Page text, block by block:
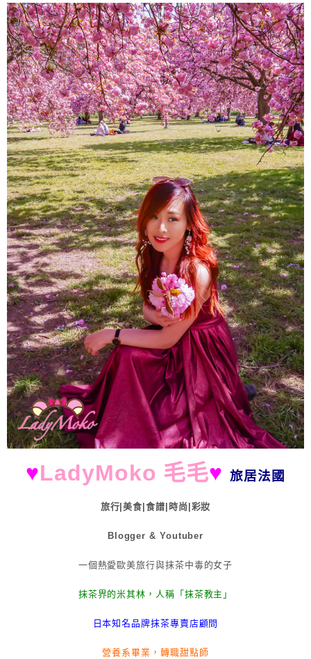
About
♥LadyMoko 毛毛♥ 旅居法國
旅行|美食|食譜|時尚|彩妝
Blogger & Youtuber
一個熱愛歐美旅行與抹茶中毒的女子
抹茶界的米其林，人稱「抹茶教主」
日本知名品牌抹茶專賣店顧問
營養系畢業，轉職甜點師